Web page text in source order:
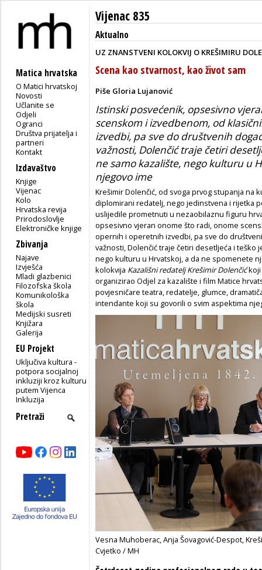
Matica hrvatska
O Matici hrvatskoj
Novosti
Učlanite se
Odjeli
Ogranci
Društva prijatelja i
partneri
Kontakt
Izdavaštvo
Knjige
Vijenac
Kolo
Hrvatska revija
Prirodoslovlje
Elektroničke knjige
Zbivanja
Najave
Izvješća
Mladi glazbenici
Filozofska škola
Komunikološka
škola
Medijski susreti
Knjižara
Galerija
EU Projekt
Uključiva kultura -
potpora socijalnoj
inkluziji kroz kulturu
putem Vijenca
Inkluzija
Vijenac 835
Aktualno
UZ ZNANSTVENI KOLOKVIJ O KREŠIMIRU
Scena kao stvarnost, kao život sam
Piše Gloria Lujanović
Istinski posvećenik, opsesivno
scenskom i izvedbenom, od
izvedbi, pa sve do društvenih
važnosti, Dolenčić traje četiri
ne samo kazalište, nego kulturu u
njegovo ime
Krešimir Dolenčić, od svoga prvog stupanja na
diplomirani redatelj, nego jedinstvena i rijetka
uslijedile prometnuti u nezaobilaznu figuru
opsesivno vjeran onome što radi, onome
opernih i operetnih izvedbi, pa sve do
važnosti, Dolenčić traje četiri desetljeća i teško
nego kulturu u Hrvatskoj, a da ne spomenete
kolokvija Kazališni redatelj Krešimir Dolenčićkoji
organizirao Odjel za kazalište i film Matice
povjesničare teatra, redatelje, glumce,
intendante koji su govorili o svim aspektima
Vesna Muhoberac, Anja Šovagović-Despot,
Cvjetko / MH